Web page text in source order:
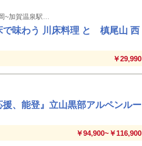
で味わう 川床料理 と 槙尾山 西
￥29,990
、能登』立山黒部アルペンルー
￥94,900~￥116,900